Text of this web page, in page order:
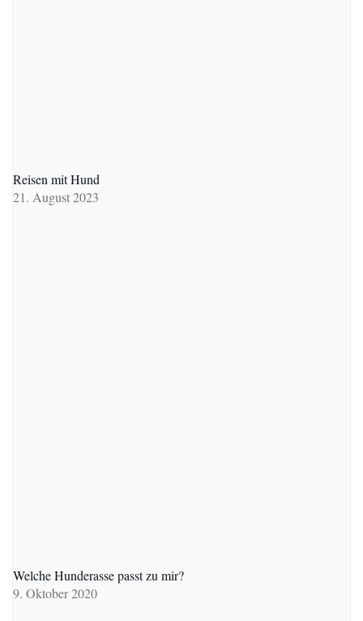
Reisen mit Hund
21. August 2023
Welche Hunderasse passt zu mir?
9. Oktober 2020